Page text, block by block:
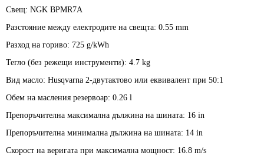
Свещ: NGK BPMR7A
Разстояние между електродите на свещта: 0.55 mm
Разход на гориво: 725 g/kWh
Тегло (без режещи инструменти): 4.7 kg
Вид масло: Husqvarna 2-двутактово или еквивалент при 50:1
Обем на масления резервоар: 0.26 l
Препоръчителна максимална дължина на шината: 16 in
Препоръчителна минимална дължина на шината: 14 in
Скорост на веригата при максимална мощност: 16.8 m/s